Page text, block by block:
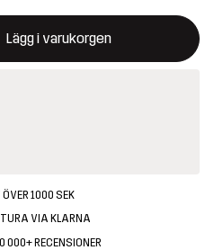
Lägg i varukorgen
en modal som bekräftar en ny
ÖVER 1000 SEK
VIA KLARNA
000+ RECENSIONER